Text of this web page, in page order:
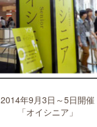
2014年9月3日～5日開催
「オイシニア」